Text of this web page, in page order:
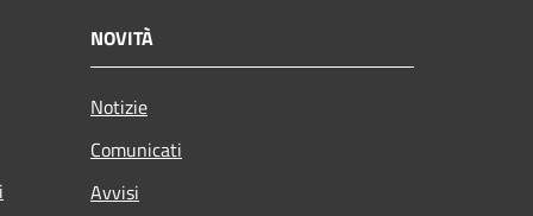
NOVITÀ
Notizie
Comunicati
Avvisi